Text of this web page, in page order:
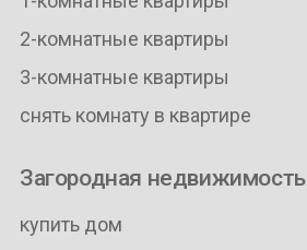
2-комнатные квартиры
3-комнатные квартиры
снять комнату в квартире
Загородная недвижимость
купить дом